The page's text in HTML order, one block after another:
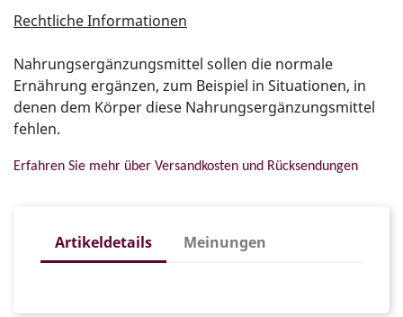
Rechtliche Informationen
Nahrungsergänzungsmittel sollen die normale
Ernährung ergänzen, zum Beispiel in Situationen, in
denen dem Körper diese Nahrungsergänzungsmittel
fehlen.
Erfahren Sie mehr über Versandkosten und Rücksendungen
Artikeldetails Meinungen